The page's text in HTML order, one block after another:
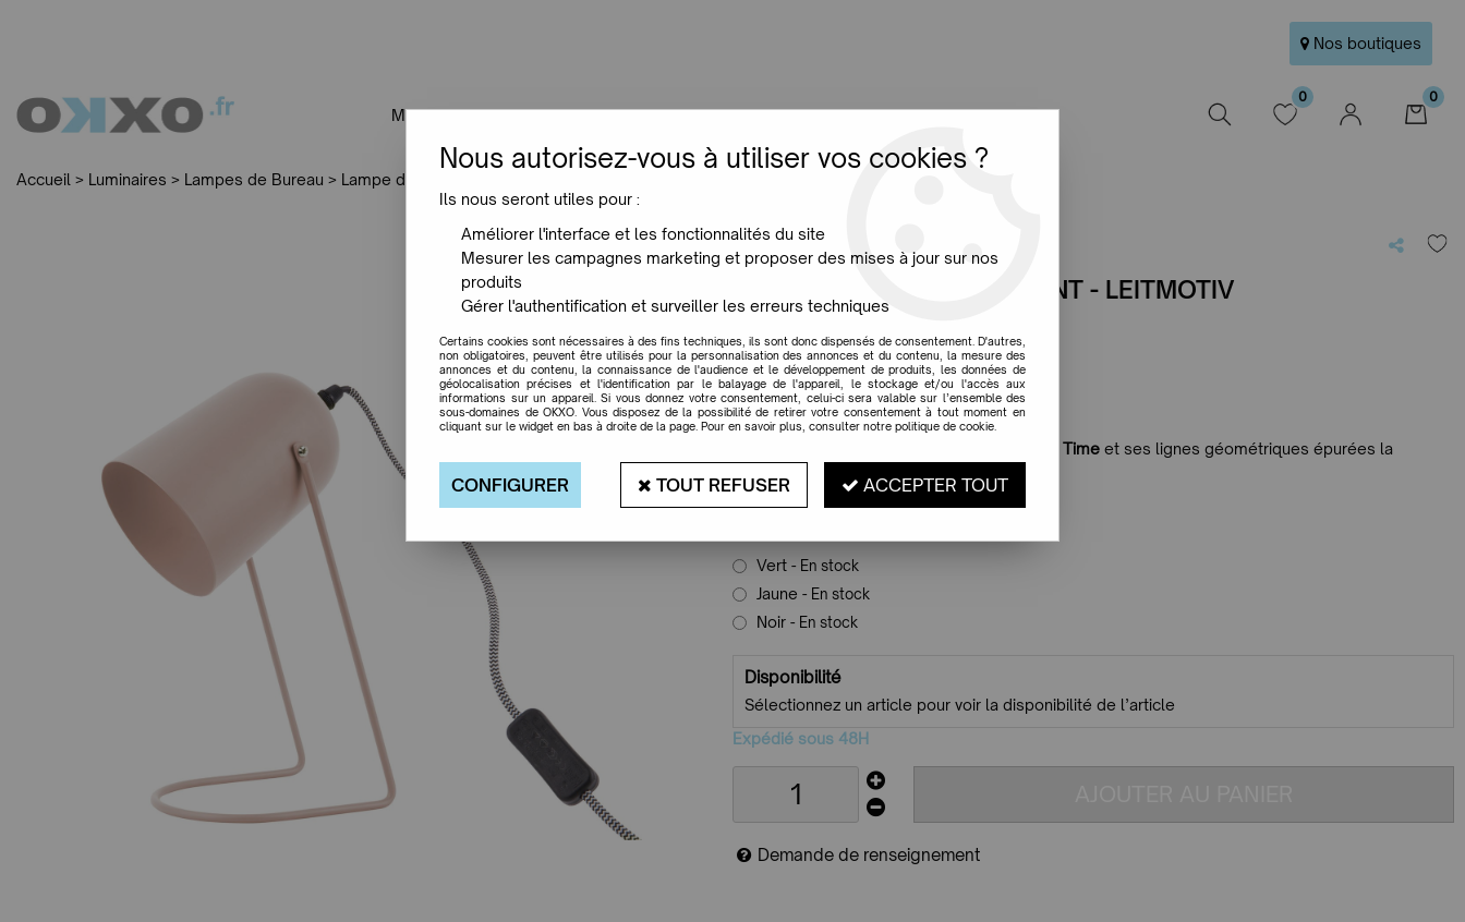
Nos boutiques
MOBILIER LUMINAIRES JARDIN MAISON PROMO NEW
0 0
Accueil > Luminaires > Lampes de Bureau > Lampe de bureau Enchant - Leitmotiv
LAMPE DE BUREAU ENCHANT - LEITMOTIV
36,50 €TTC
Réf. :PTLM1824
Present Time et ses lignes géométriques épurées la
Caractéristiques
Vert - En stock
Jaune - En stock
Noir - En stock
Disponibilité
Sélectionnez un article pour voir la disponibilité de l’article
Expédié sous 48H
Demande de renseignement
Nous autorisez-vous à utiliser vos cookies ?
Ils nous seront utiles pour :
Améliorer l'interface et les fonctionnalités du site
Mesurer les campagnes marketing et proposer des mises à jour sur nos
produits
Gérer l'authentification et surveiller les erreurs techniques
Certains cookies sont nécessaires à des fins techniques, ils sont donc dispensés de consentement. D'autres,
non obligatoires, peuvent être utilisés pour la personnalisation des annonces et du contenu, la mesure des
annonces et du contenu, la connaissance de l'audience et le développement de produits, les données de
géolocalisation précises et l'identification par le balayage de l'appareil, le stockage et/ou l'accès aux
informations sur un appareil. Si vous donnez votre consentement, celui-ci sera valable sur l’ensemble des
sous-domaines de OKXO. Vous disposez de la possibilité de retirer votre consentement à tout moment en
cliquant sur le widget en bas à droite de la page. Pour en savoir plus, consulter notre politique de cookie.
CONFIGURER TOUT REFUSER ACCEPTER TOUT